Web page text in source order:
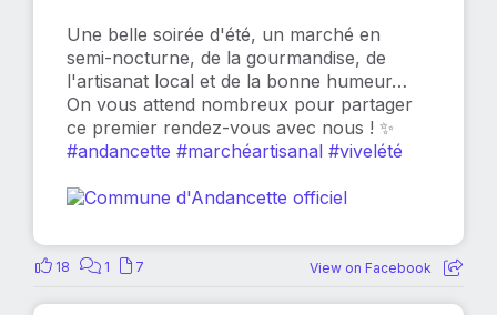
Une belle soirée d'été, un marché en
semi-nocturne, de la gourmandise, de
l'artisanat local et de la bonne humeur…
On vous attend nombreux pour partager
ce premier rendez-vous avec nous ! ✨
#andancette #marchéartisanal #vivelété
18 1 7 View on Facebook